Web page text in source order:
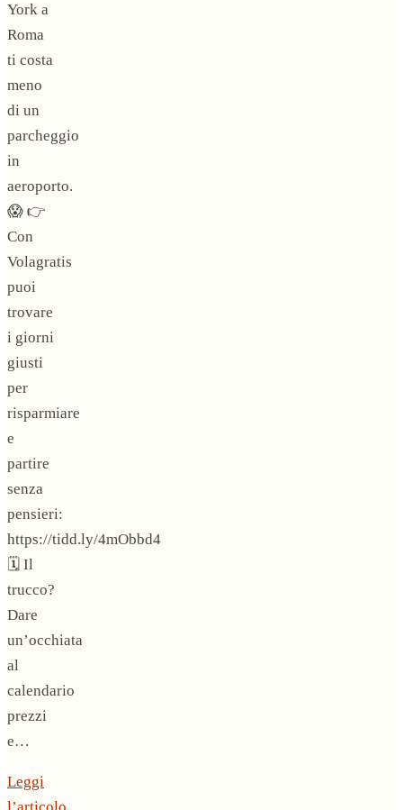
York a
Roma
ti costa
meno
di un
parcheggio
in
aeroporto.
😱 👉
Con
Volagratis
puoi
trovare
i giorni
giusti
per
risparmiare
e
partire
senza
pensieri:
https://tidd.ly/4mObbd4
🗓️ Il
trucco?
Dare
un’occhiata
al
calendario
prezzi
e…
Leggi